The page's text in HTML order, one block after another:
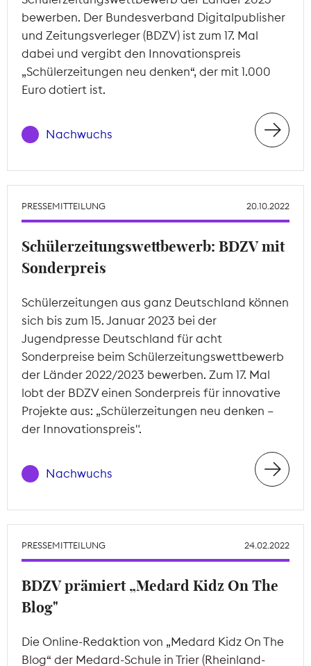
bewerben. Der Bundesverband Digitalpublisher
und Zeitungsverleger (BDZV) ist zum 17. Mal
dabei und vergibt den Innovationspreis
„Schülerzeitungen neu denken“, der mit 1.000
Euro dotiert ist.
Nachwuchs
PRESSEMITTEILUNG 20.10.2022
Schülerzeitungswettbewerb: BDZV mit
Sonderpreis
Schülerzeitungen aus ganz Deutschland können
sich bis zum 15. Januar 2023 bei der
Jugendpresse Deutschland für acht
Sonderpreise beim Schülerzeitungswettbewerb
der Länder 2022/2023 bewerben. Zum 17. Mal
lobt der BDZV einen Sonderpreis für innovative
Projekte aus: „Schülerzeitungen neu denken –
der Innovationspreis".
Nachwuchs
PRESSEMITTEILUNG 24.02.2022
BDZV prämiert „Medard Kidz On The
Blog"
Die Online-Redaktion von „Medard Kidz On The
Blog“ der Medard-Schule in Trier (Rheinland-